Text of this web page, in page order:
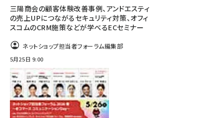
三陽商会の顧客体験改善事例、アンドエスティ
の売上UPにつながるセキュリティ対策、オフィ
スコムのCRM施策などが学べるECセミナー
ネットショップ担当者フォーラム編集部
5月25日 9:00